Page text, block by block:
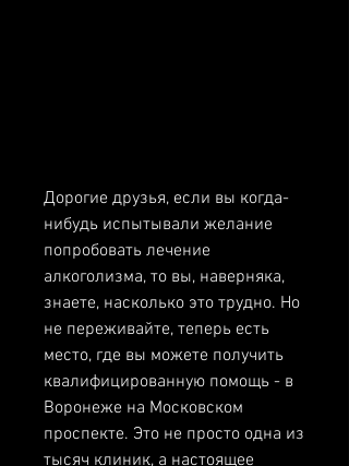
Дорогие друзья, если вы когда-
нибудь испытывали желание
попробовать лечение
алкоголизма, то вы, наверняка,
знаете, насколько это трудно. Но
не переживайте, теперь есть
место, где вы можете получить
квалифицированную помощь - в
Воронеже на Московском
проспекте. Это не просто одна из
тысяч клиник, а настоящее